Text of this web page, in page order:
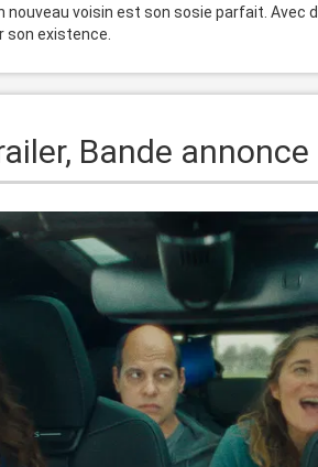
nouveau voisin est son sosie parfait. Avec
Bande annonce